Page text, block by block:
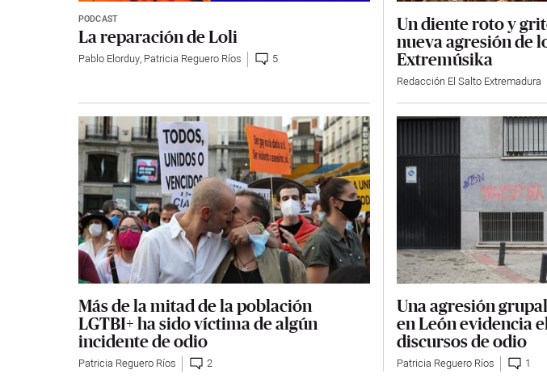
PODCAST
La reparación de Loli
Pablo Elorduy, Patricia Reguero Ríos 5
Un diente roto y
nueva agresión de
Extremúsika
Redacción El Salto Extremadura
Más de la mitad de la población
LGTBI+ ha sido víctima de algún
incidente de odio
Patricia Reguero Ríos 2
Una agresión
en León evidencia
discursos de odio
Patricia Reguero Ríos 1